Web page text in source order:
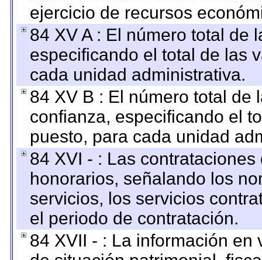
ejercicio de recursos
84 XV A : El número total de
especificando el total de las
cada unidad administrativa.
84 XV B : El número total de
confianza, especificando el
puesto, para cada unidad
84 XVI - : Las
honorarios, señalando los
servicios, los servicios
el periodo de contratación.
84 XVII - : La información